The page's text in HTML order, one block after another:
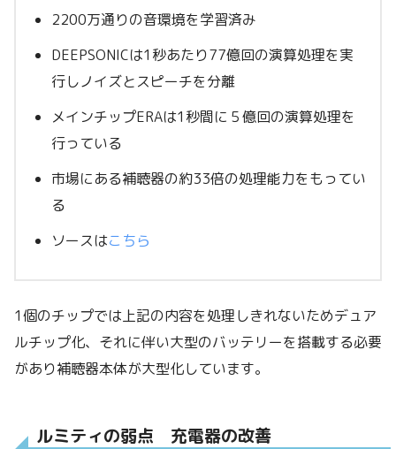
2200万通りの音環境を学習済み
DEEPSONICは1秒あたり77億回の演算処理を実
行しノイズとスピーチを分離
メインチップERAは1秒間に５億回の演算処理を
行っている
市場にある補聴器の約33倍の処理能力をもってい
る
ソースはこちら
1個のチップでは上記の内容を処理しきれないためデュア
ルチップ化、それに伴い大型のバッテリーを搭載する必要
があり補聴器本体が大型化しています。
ルミティの弱点 充電器の改善